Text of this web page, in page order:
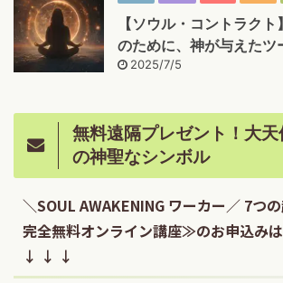
【ソウル・コントラク
のために、神が与えたツ
2025/7/5
無料遠隔プレゼント！大
の神聖なシンボル
＼SOUL AWAKENING ワーカー／ 7つ
完全無料オンライン講座≫のお申込み
↓ ↓ ↓